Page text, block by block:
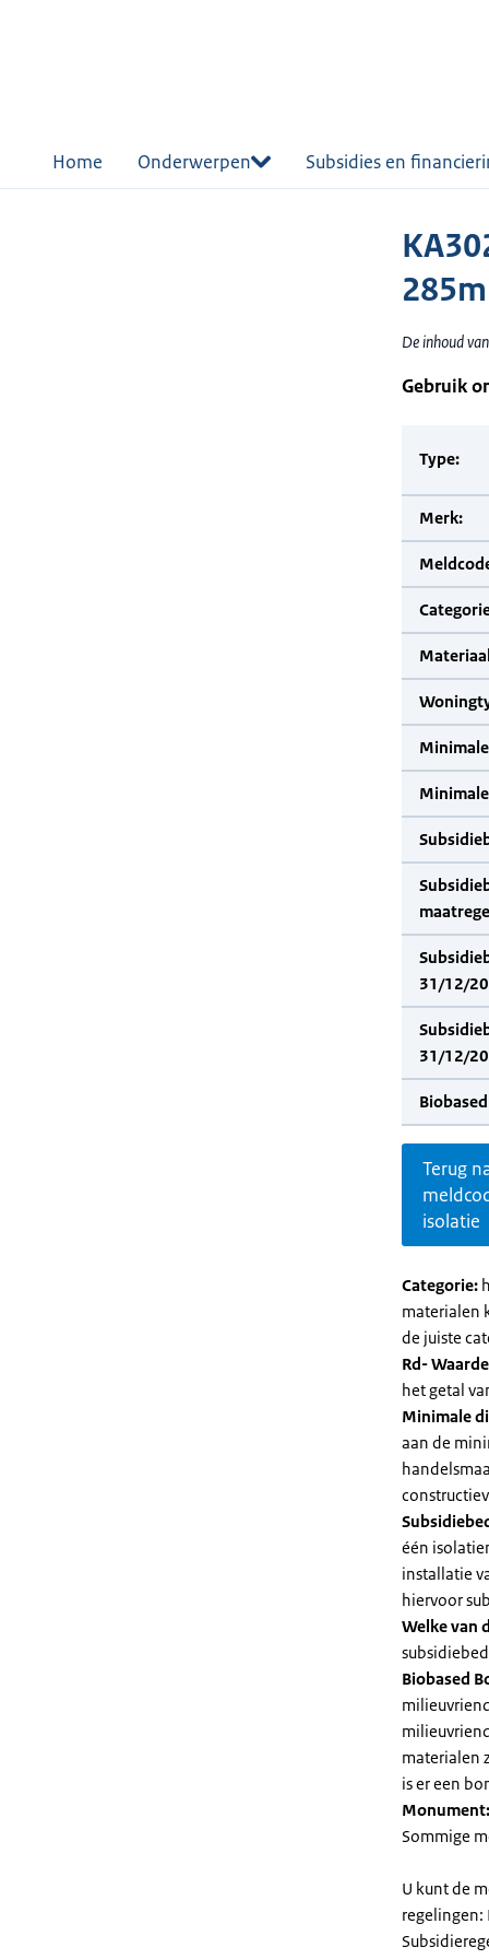
Home Onderwerpen Subsidies en
De inhoud
Gebruik
Type:
Merk:
31/12/
31/12/
Terug
isolatie
Categorie:
materialen
de juiste
Rd-
het getal
Minimale
aan de
één
installatie
hiervoor
Welke van
Biobased
materialen
is er een
Sommige
U kunt de
regelingen: